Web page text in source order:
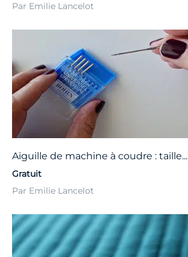
Par Emilie Lancelot
Aiguille de machine à coudre : taille...
Gratuit
Par Emilie Lancelot